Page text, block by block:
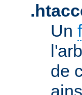
Un
de